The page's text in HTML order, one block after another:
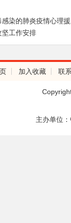
感染的肺炎疫情心理
坚工作安排
加入收藏 联
主办单位